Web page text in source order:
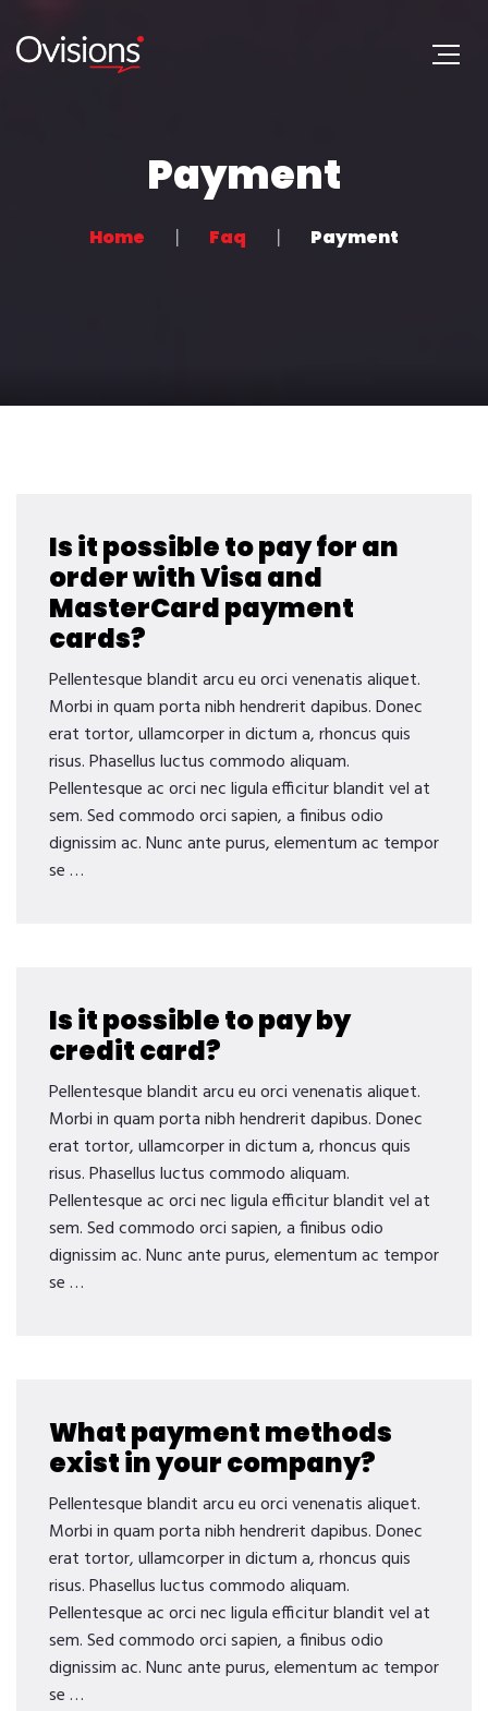
Payment
Home Faq Payment
Is it possible to pay for an
order with Visa and
MasterCard payment
cards?
Pellentesque blandit arcu eu orci venenatis aliquet.
Morbi in quam porta nibh hendrerit dapibus. Donec
erat tortor, ullamcorper in dictum a, rhoncus quis
risus. Phasellus luctus commodo aliquam.
Pellentesque ac orci nec ligula efficitur blandit vel at
sem. Sed commodo orci sapien, a finibus odio
dignissim ac. Nunc ante purus, elementum ac tempor
se …
Is it possible to pay by
credit card?
Pellentesque blandit arcu eu orci venenatis aliquet.
Morbi in quam porta nibh hendrerit dapibus. Donec
erat tortor, ullamcorper in dictum a, rhoncus quis
risus. Phasellus luctus commodo aliquam.
Pellentesque ac orci nec ligula efficitur blandit vel at
sem. Sed commodo orci sapien, a finibus odio
dignissim ac. Nunc ante purus, elementum ac tempor
se …
What payment methods
exist in your company?
Pellentesque blandit arcu eu orci venenatis aliquet.
Morbi in quam porta nibh hendrerit dapibus. Donec
erat tortor, ullamcorper in dictum a, rhoncus quis
risus. Phasellus luctus commodo aliquam.
Pellentesque ac orci nec ligula efficitur blandit vel at
sem. Sed commodo orci sapien, a finibus odio
dignissim ac. Nunc ante purus, elementum ac tempor
se …